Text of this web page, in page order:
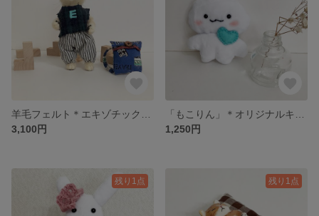
3,100円
1,250円
残り1点 残り1点